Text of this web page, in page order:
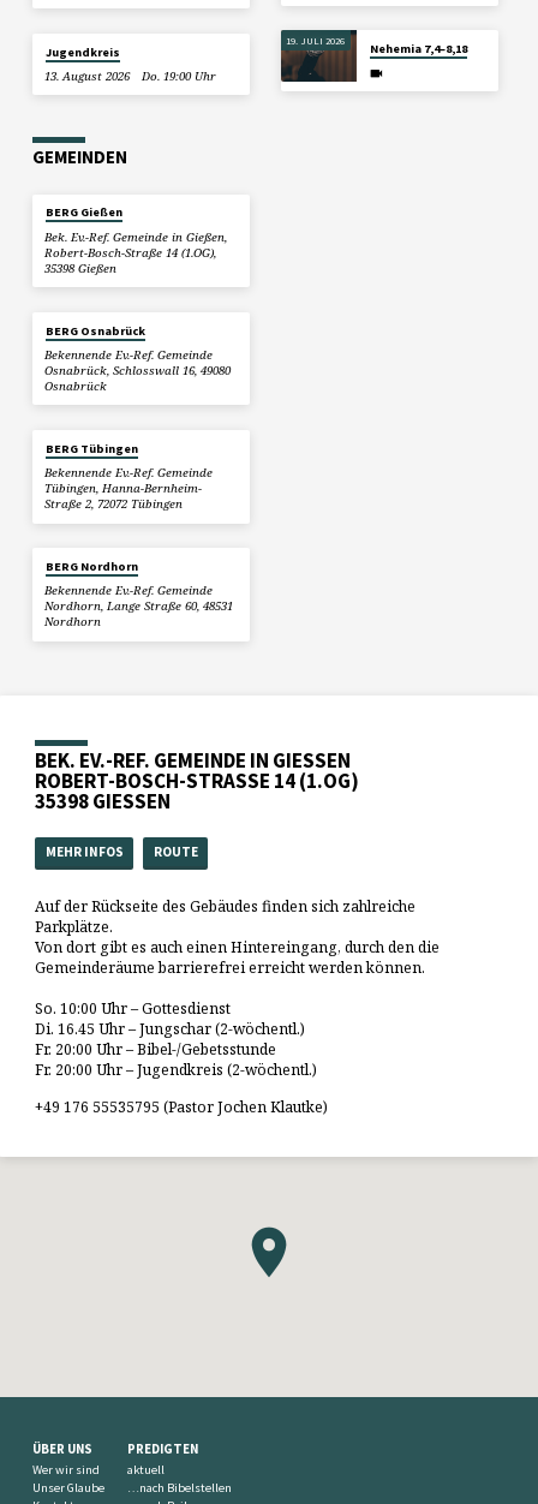
Jugendkreis
13. August 2026
Do. 19:00 Uhr
19. JULI 2026
Nehemia 7,4–8,18
GEMEINDEN
BERG Gießen
Bek. Ev.-Ref. Gemeinde in Gießen,
Robert-Bosch-Straße 14 (1.OG),
35398 Gießen
BERG Osnabrück
Bekennende Ev.-Ref. Gemeinde
Osnabrück, Schlosswall 16, 49080
Osnabrück
BERG Tübingen
Bekennende Ev.-Ref. Gemeinde
Tübingen, Hanna-Bernheim-
Straße 2, 72072 Tübingen
BERG Nordhorn
Bekennende Ev.-Ref. Gemeinde
Nordhorn, Lange Straße 60, 48531
Nordhorn
BEK. EV.-REF. GEMEINDE IN GIESSEN
ROBERT-BOSCH-STRASSE 14 (1.OG)
35398 GIESSEN
MEHR INFOS ROUTE
Auf der Rückseite des Gebäudes finden sich zahlreiche
Parkplätze.
Von dort gibt es auch einen Hintereingang, durch den die
Gemeinderäume barrierefrei erreicht werden können.
So. 10:00 Uhr – Gottesdienst
Di. 16.45 Uhr – Jungschar (2-wöchentl.)
Fr. 20:00 Uhr – Bibel-/Gebetsstunde
Fr. 20:00 Uhr – Jugendkreis (2-wöchentl.)
+49 176 55535795 (Pastor Jochen Klautke)
ÜBER UNS
Wer wir sind
Unser Glaube
PREDIGTEN
aktuell
…nach Bibelstellen